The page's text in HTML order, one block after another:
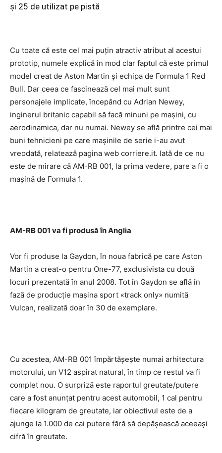
şi 25 de utilizat pe pistă
Cu toate că este cel mai puţin atractiv atribut al acestui
prototip, numele explică în mod clar faptul că este primul
model creat de Aston Martin şi echipa de Formula 1 Red
Bull. Dar ceea ce fascinează cel mai mult sunt
personajele implicate, începând cu Adrian Newey,
inginerul britanic capabil să facă minuni pe maşini, cu
aerodinamica, dar nu numai. Newey se află printre cei mai
buni tehnicieni pe care maşinile de serie i-au avut
vreodată, relatează pagina web corriere.it. Iată de ce nu
este de mirare că AM-RB 001, la prima vedere, pare a fi o
maşină de Formula 1.
AM-RB 001 va fi produsă în Anglia
Vor fi produse la Gaydon, în noua fabrică pe care Aston
Martin a creat-o pentru One-77, exclusivista cu două
locuri prezentată în anul 2008. Tot în Gaydon se află în
fază de producţie maşina sport «track only» numită
Vulcan, realizată doar în 30 de exemplare.
Cu acestea, AM-RB 001 împărtăşeşte numai arhitectura
motorului, un V12 aspirat natural, în timp ce restul va fi
complet nou. O surpriză este raportul greutate/putere
care a fost anunţat pentru acest automobil, 1 cal pentru
fiecare kilogram de greutate, iar obiectivul este de a
ajunge la 1.000 de cai putere fără să depăşească aceeaşi
cifră în greutate.